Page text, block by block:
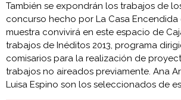
También se expondrán los trabajos de
concurso hecho por La Casa Encendida
muestra convivirá en este espacio de
trabajos de Inéditos 2013, programa
comisarios para la realización de
trabajos no aireados previamente. Ana
Luisa Espino son los seleccionados de